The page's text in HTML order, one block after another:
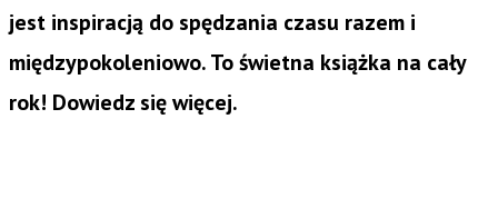
jest inspiracją do spędzania czasu razem i
międzypokoleniowo. To świetna książka na cały
rok! Dowiedz się więcej.